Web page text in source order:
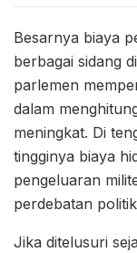
Besarnya biaya
berbagai sidang
parlemen
dalam
meningkat. Di
tingginya biaya
pengeluaran
perdebatan
Jika ditelusuri